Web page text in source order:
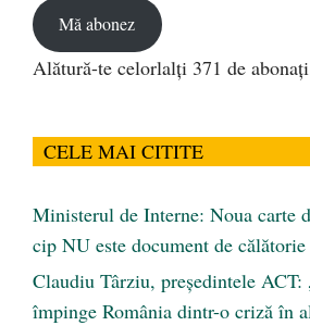
Mă abonez
Alătură-te celorlalți 371 de
CELE MAI CITITE
Ministerul de Interne: Noua carte
cip NU este document de călătorie
Claudiu Târziu, președintele ACT:
împinge România dintr-o criză în